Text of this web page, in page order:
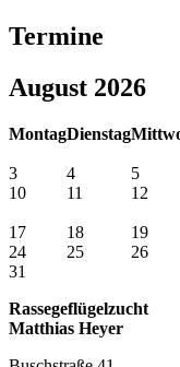
Termine
August 2026
MontagDienstag
3
4 5
10
11 12
17
18 19
24
25 26
31
Rassegeflügelzucht
Matthias Heyer